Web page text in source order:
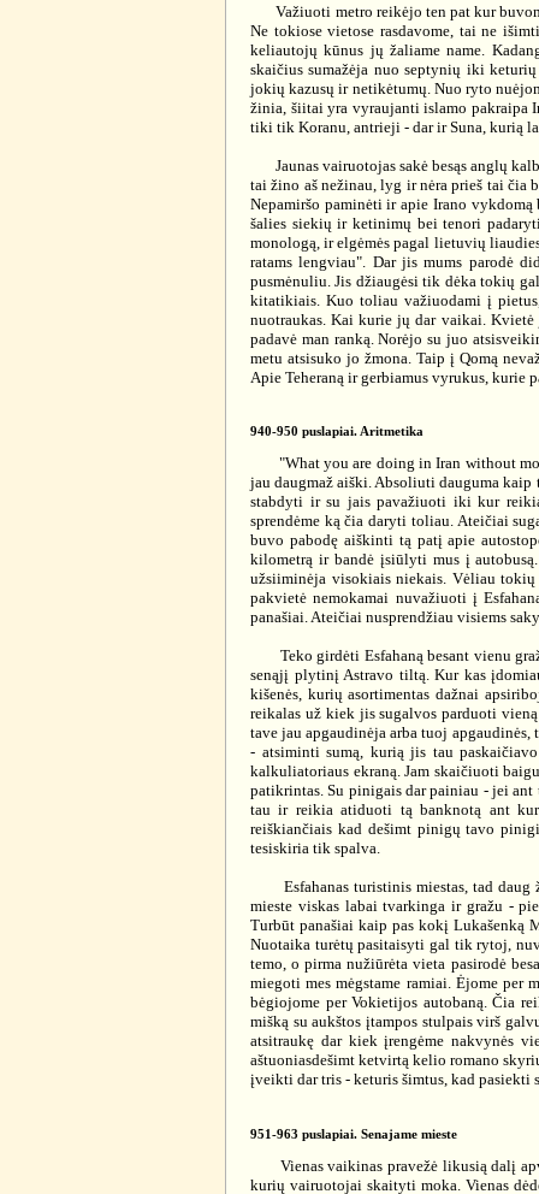
Važiuoti metro reikėjo ten pat kur
Ne tokiose vietose rasdavome, tai ne
keliautojų kūnus jų žaliame name.
skaičius sumažėja nuo septynių iki
jokių kazusų ir netikėtumų. Nuo ryto
žinia, šiitai yra vyraujanti islamo pakraipa
tiki tik Koranu, antrieji - dar ir Suna, kurią
Jaunas vairuotojas sakė besąs anglų
tai žino aš nežinau, lyg ir nėra prieš tai čia
Nepamiršo paminėti ir apie Irano
šalies siekių ir ketinimų bei tenori
monologą, ir elgėmės pagal lietuvių
ratams lengviau". Dar jis mums parodė
pusmėnuliu. Jis džiaugėsi tik dėka tokių
kitatikiais. Kuo toliau važiuodami į
nuotraukas. Kai kurie jų dar vaikai.
padavė man ranką. Norėjo su juo
metu atsisuko jo žmona. Taip į Qomą
Apie Teheraną ir gerbiamus vyrukus,
940-950 puslapiai. Aritmetika
"What you are doing in Iran without
jau daugmaž aiški. Absoliuti dauguma
stabdyti ir su jais pavažiuoti iki kur
sprendėme ką čia daryti toliau. Ateičiai
buvo pabodę aiškinti tą patį apie
kilometrą ir bandė įsiūlyti mus į
užsiiminėja visokiais niekais. Vėliau
pakvietė nemokamai nuvažiuoti į
panašiai. Ateičiai nusprendžiau visiems
Teko girdėti Esfahaną besant vienu
senąjį plytinį Astravo tiltą. Kur kas
kišenės, kurių asortimentas dažnai
reikalas už kiek jis sugalvos parduoti
tave jau apgaudinėja arba tuoj
- atsiminti sumą, kurią jis tau
kalkuliatoriaus ekraną. Jam skaičiuoti
patikrintas. Su pinigais dar painiau - jei
tau ir reikia atiduoti tą banknotą ant
reiškiančiais kad dešimt pinigų tavo
tesiskiria tik spalva.
Esfahanas turistinis miestas, tad daug
mieste viskas labai tvarkinga ir gražu -
Turbūt panašiai kaip pas kokį Lukašenką
Nuotaika turėtų pasitaisyti gal tik rytoj,
temo, o pirma nužiūrėta vieta pasirodė
miegoti mes mėgstame ramiai. Ėjome
bėgiojome per Vokietijos autobaną. Čia
mišką su aukštos įtampos stulpais virš
atsitraukę dar kiek įrengėme nakvynės
aštuoniasdešimt ketvirtą kelio romano
įveikti dar tris - keturis šimtus, kad pasiekti
951-963 puslapiai. Senajame mieste
Vienas vaikinas pravežė likusią dalį
kurių vairuotojai skaityti moka. Vienas